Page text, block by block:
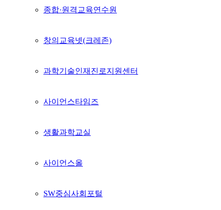
종합·원격교육연수원
창의교육넷(크레존)
과학기술인재진로지원센터
사이언스타임즈
생활과학교실
사이언스올
SW중심사회포털